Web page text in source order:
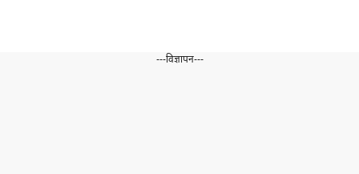
---विज्ञापन---